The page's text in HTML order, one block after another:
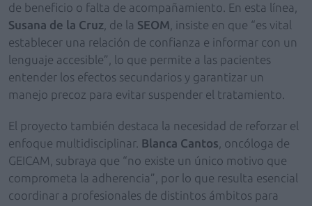
de beneficio o falta de acompañamiento. En esta línea,
Susana de la Cruz , de la SEOM , insiste en que “es vital
establecer una relación de confianza e informar con un
lenguaje accesible”, lo que permite a las pacientes
entender los efectos secundarios y garantizar un
manejo precoz para evitar suspender el tratamiento.
El proyecto también destaca la necesidad de reforzar el
enfoque multidisciplinar. Blanca Cantos , oncóloga de
GEICAM, subraya que “no existe un único motivo que
comprometa la adherencia”, por lo que resulta esencial
coordinar a profesionales de distintos ámbitos para